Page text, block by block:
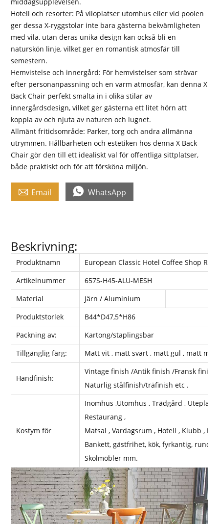
Hotell och resorter: På viloplatser utomhus eller vid poolen
ger dessa X-ryggstolar inte bara gästerna bekvämligheten
med vila, utan deras unika design kan också bli en
naturskön linje, vilket ger en romantisk atmosfär till
semestern.
Hemvistelse och innergård: För hemvistelser som strävar
efter personanpassning och en varm atmosfär, kan denna X
Back Chair perfekt smälta in i olika stilar av
innergårdsdesign, vilket ger gästerna ett litet hörn att
koppla av och njuta av naturen och lugnet.
Allmänt fritidsområde: Parker, torg och andra allmänna
utrymmen. Hållbarheten och estetiken hos denna X Back
Chair gör den till ett idealiskt val för offentliga sittplatser,
både praktiskt och för att försköna miljön.
 Email  WhatsApp
Beskrivning:
Produktnamn
European Classic Hotel Coffee Shop
Artikelnummer
657S-H45-ALU-MESH
Material
Järn / Aluminium
Produktstorlek
B44*D47,5*H86
Packning av:
Kartong/staplingsbar
Tillgänglig färg:
Matt vit , matt svart , matt gul , matt
Handfinish:
Vintage finish /Antik finish /Fransk
Naturlig stålfinish/träfinish etc .
Kostym för
Inomhus ,Utomhus , Trädgård , Uteplats
Restaurang ,
Matsal , Vardagsrum , Hotell , Klubb ,
Bankett, gästfrihet, kök, fyrkantig, rund,
Skolmöbler mm.